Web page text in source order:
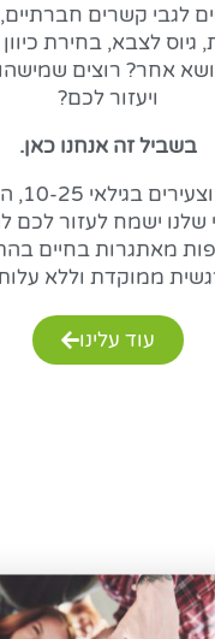
לגבי קשרים
גיוס לצבא, בחירת
אחר? רוצים
ויעזור לכם?
בשביל זה אנחנו כאן.
נוער
שלנו ישמח לעזור לכם
מאתגרות בחיים
ממוקדת וללא
עוד עלינו